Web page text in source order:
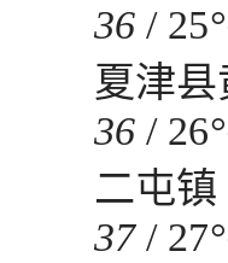
36 /25
夏津
36 /26
二屯镇
37 /27